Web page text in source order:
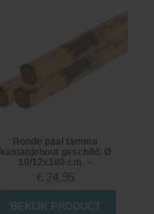
Ronde paal tamme
kastanjehout geschild, Ø
10/12x180 cm. ~
€ 24,95
BEKIJK PRODUCT